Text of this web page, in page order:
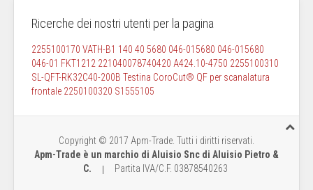
Ricerche dei nostri utenti per la pagina
2255100170 VATH-B1 140 40 5680 046-015680 046-015680
046-01 FKT1212 221040078740420 A424.10-4750 2255100310
SL-QFT-RK32C40-200B Testina CoroCut® QF per scanalatura
frontale 2250100320 S1555105
Copyright © 2017 Apm-Trade. Tutti i diritti riservati.
Apm-Trade è un marchio di Aluisio Snc di Aluisio Pietro &
C.
Partita IVA/C.F. 03878540263